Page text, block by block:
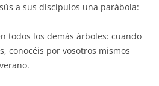
a sus discípulos una parábola:
todos los demás árboles: cuando
conocéis por vosotros mismos